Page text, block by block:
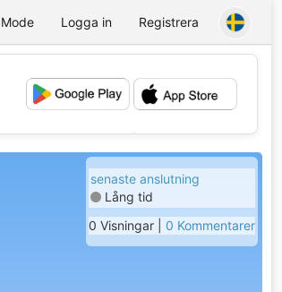
Mode Logga in Registrera
💕
senaste anslutning
Lång tid
0 Visningar | 0 Kommentarer